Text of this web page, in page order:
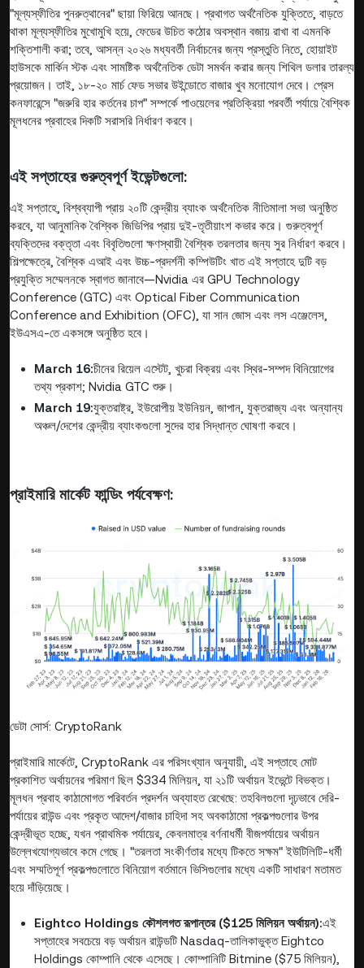
"মূল্যস্ফীতির পুনরুত্থানের" ছায়া ফিরিয়ে আনছে। প্রথাগত অর্থনৈতিক যুক্তিতে, বাড়তে
থাকা মূল্যস্ফীতির মুখোমুখি হয়ে, ফেডের উচিত কঠোর অবস্থান বজায় রাখা বা এমনকি
শক্তিশালী করা; তবে, আসন্ন ২০২৬ মধ্যবর্তী নির্বাচনের জন্য প্রস্তুতি নিতে, হোয়াইট
হাউসকে মার্কিন স্টক এবং সামষ্টিক অর্থনৈতিক ডেটা সমর্থন করার জন্য শিথিল ডলার তারল্য
প্রয়োজন। তাই, ১৮-২০ মার্চ ফেড সভার উইন্ডোতে বাজার খুব মনোযোগ দেবে। প্রেস
কনফারেন্সে "জরুরি হার কর্তনের চাপ" সম্পর্কে পাওয়েলের প্রতিক্রিয়া পরবর্তী পর্যায়ে বৈশ্বিক
মূলধনের প্রবাহের দিকটি সরাসরি নির্ধারণ করবে।
এই সপ্তাহের গুরুত্বপূর্ণ ইভেন্টগুলো:
এই সপ্তাহে, বিশ্বব্যাপী প্রায় ২০টি কেন্দ্রীয় ব্যাংক অর্থনৈতিক নীতিমালা সভা অনুষ্ঠিত
করবে, যা আনুমানিক বৈশ্বিক জিডিপির প্রায় দুই-তৃতীয়াংশ কভার করে। গুরুত্বপূর্ণ
ব্যক্তিদের বক্তৃতা এবং বিবৃতিগুলো ক্ষণস্থায়ী বৈশ্বিক তরলতার জন্য সুর নির্ধারণ করবে।
শিল্পক্ষেত্রে, বৈশ্বিক এআই এবং উচ্চ-প্রদর্শনী কম্পিউটিং খাত এই সপ্তাহে দুটি বড়
প্রযুক্তি সম্মেলনকে স্বাগত জানাবে—Nvidia এর GPU Technology
Conference (GTC) এবং Optical Fiber Communication
Conference and Exhibition (OFC), যা সান জোস এবং লস এঞ্জেলেস,
ইউএসএ-তে একসঙ্গে অনুষ্ঠিত হবে।
March 16:চীনের রিয়েল এস্টেট, খুচরা বিক্রয় এবং স্থির-সম্পদ বিনিয়োগের
তথ্য প্রকাশ; Nvidia GTC শুরু।
March 19:যুক্তরাষ্ট্র, ইউরোপীয় ইউনিয়ন, জাপান, যুক্তরাজ্য এবং অন্যান্য
অঞ্চল/দেশের কেন্দ্রীয় ব্যাংকগুলো সুদের হার সিদ্ধান্ত ঘোষণা করবে।
প্রাইমারি মার্কেট ফান্ডিং পর্যবেক্ষণ:
ডেটা সোর্স: CryptoRank
প্রাইমারি মার্কেটে, CryptoRank এর পরিসংখ্যান অনুযায়ী, এই সপ্তাহে মোট
প্রকাশিত অর্থায়নের পরিমাণ ছিল $334 মিলিয়ন, যা ২১টি অর্থায়ন ইভেন্টে বিভক্ত।
মূলধন প্রবাহ কাঠামোগত পরিবর্তন প্রদর্শন অব্যাহত রেখেছে: তহবিলগুলো দৃঢ়ভাবে দেরি-
পর্যায়ের রাউন্ড এবং প্রকৃত আদেশ/বাজার চাহিদা সহ অবকাঠামো প্রকল্পগুলোর উপর
কেন্দ্রীভূত হচ্ছে, যখন প্রাথমিক পর্যায়ের, কেবলমাত্র বর্ণনাধর্মী বীজপর্যায়ের অর্থায়ন
উল্লেখযোগ্যভাবে কমে গেছে। "তরলতা সংকীর্ণতার মধ্যে টিকতে সক্ষম" ইউটিলিটি-ধর্মী
এবং সম্মতিপূর্ণ প্রকল্পগুলোতে বিনিয়োগ বর্তমানে ভিসিগুলোর মধ্যে একটি সাধারণ মতামত
হয়ে দাঁড়িয়েছে।
Eightco Holdings কৌশলগত রূপান্তর ($125 মিলিয়ন অর্থায়ন):এই
সপ্তাহের সবচেয়ে বড় অর্থায়ন রাউন্ডটি Nasdaq-তালিকাভুক্ত Eightco
Holdings কোম্পানি থেকে এসেছে। কোম্পানিটি Bitmine ($75 মিলিয়ন),